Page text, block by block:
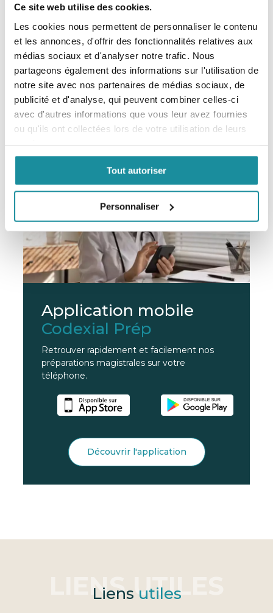
Ce site web utilise des cookies.
Les cookies nous permettent de personnaliser le contenu
et les annonces, d'offrir des fonctionnalités relatives aux
médias sociaux et d'analyser notre trafic. Nous
partageons également des informations sur l'utilisation de
notre site avec nos partenaires de médias sociaux, de
publicité et d'analyse, qui peuvent combiner celles-ci
avec d'autres informations que vous leur avez fournies
ou qu'ils ont collectées lors de votre utilisation de leurs
Tout autoriser
Personnaliser
Codexial Cérat de Galien Modifié
EXCIPIENT DERMATOLOGIQUE
En savoir plus
Application mobile
Codexial Prép
Retrouver rapidement et facilement nos
préparations magistrales sur votre
téléphone.
Découvrir l'application
Liens utiles